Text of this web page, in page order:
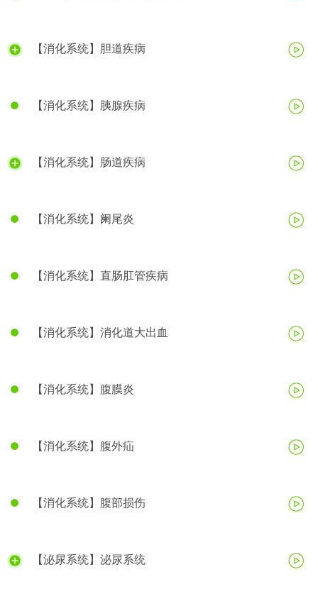
【消化系统】胆道疾病
【消化系统】胰腺疾病
【消化系统】肠道疾病
【消化系统】阑尾炎
【消化系统】直肠肛管疾病
【消化系统】消化道大出血
【消化系统】腹膜炎
【消化系统】腹外疝
【消化系统】腹部损伤
【泌尿系统】泌尿系统